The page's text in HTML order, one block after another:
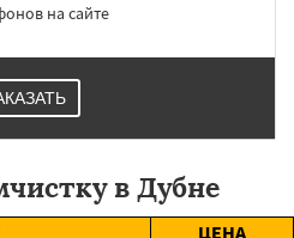
на сайте
в Дубне
ЦЕНА